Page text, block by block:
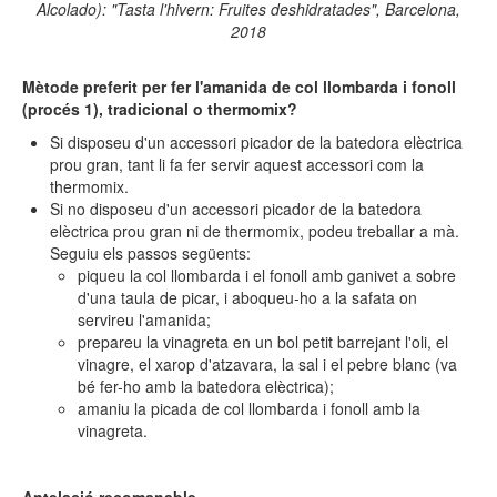
Alcolado): "Tasta l'hivern: Fruites deshidratades", Barcelona,
2018
Mètode preferit per fer l'amanida de col llombarda i fonoll
(procés 1), tradicional o thermomix?
Si disposeu d'un accessori picador de la batedora elèctrica
prou gran, tant li fa fer servir aquest accessori com la
thermomix.
Si no disposeu d'un accessori picador de la batedora
elèctrica prou gran ni de thermomix, podeu treballar a mà.
Seguiu els passos següents:
piqueu la col llombarda i el fonoll amb ganivet a sobre
d'una taula de picar, i aboqueu-ho a la safata on
servireu l'amanida;
prepareu la vinagreta en un bol petit barrejant l'oli, el
vinagre, el xarop d'atzavara, la sal i el pebre blanc (va
bé fer-ho amb la batedora elèctrica);
amaniu la picada de col llombarda i fonoll amb la
vinagreta.